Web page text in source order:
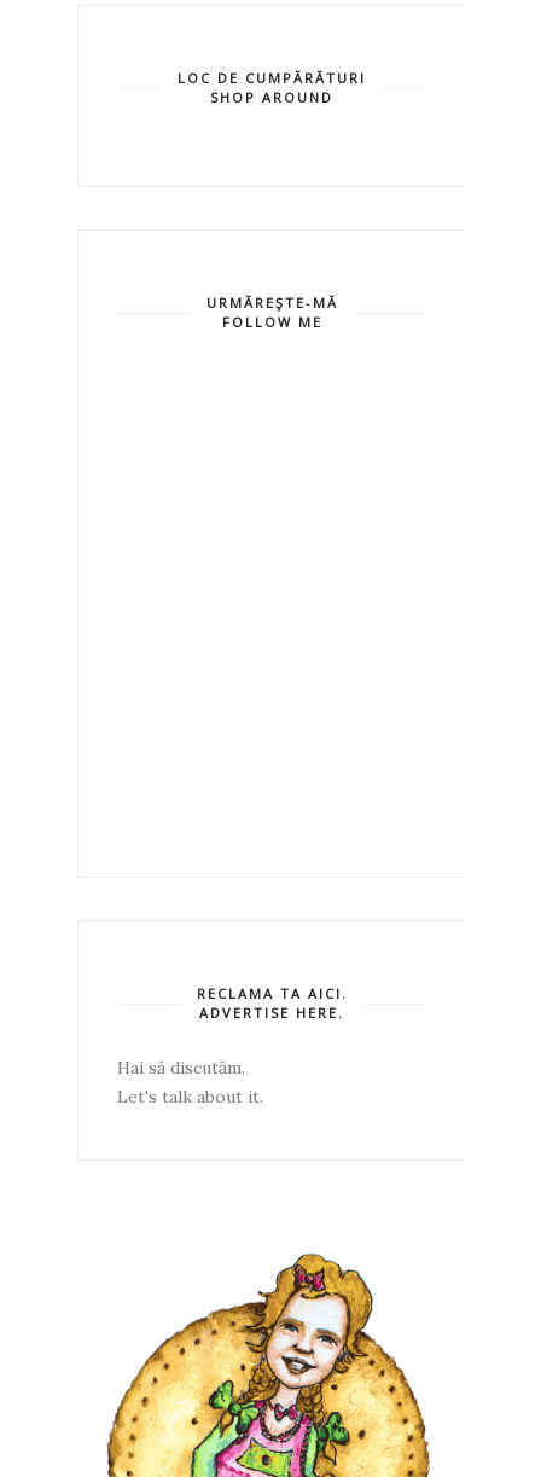
LOC DE CUMPĂRĂTURI
SHOP AROUND
URMĂREŞTE-MĂ
FOLLOW ME
RECLAMA TA AICI.
ADVERTISE HERE.
Hai să discutăm.
Let's talk about it.